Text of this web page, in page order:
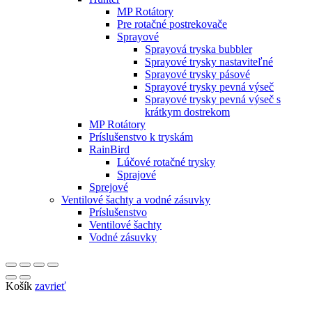
MP Rotátory
Pre rotačné postrekovače
Sprayové
Sprayová tryska bubbler
Sprayové trysky nastaviteľné
Sprayové trysky pásové
Sprayové trysky pevná výseč
Sprayové trysky pevná výseč s
krátkym dostrekom
MP Rotátory
Príslušenstvo k tryskám
RainBird
Lúčové rotačné trysky
Sprajové
Sprejové
Ventilové šachty a vodné zásuvky
Príslušenstvo
Ventilové šachty
Vodné zásuvky
Košík zavrieť